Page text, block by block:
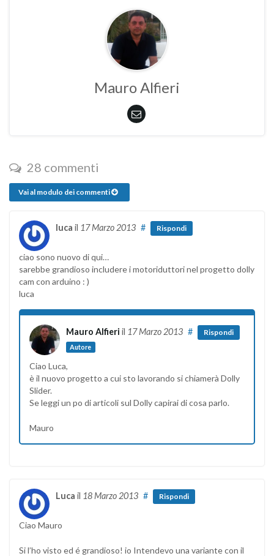
Mauro Alfieri
28 commenti
Vai al modulo dei commenti
luca il 17 Marzo 2013 # Rispondi
ciao sono nuovo di qui…
sarebbe grandioso includere i motoriduttori nel progetto dolly
cam con arduino : )
luca
Mauro Alfieri il 17 Marzo 2013
Autore
# Rispondi
Ciao Luca,
è il nuovo progetto a cui sto lavorando si chiamerà Dolly
Slider.
Se leggi un po di articoli sul Dolly capirai di cosa parlo.
Mauro
Luca il 18 Marzo 2013 # Rispondi
Ciao Mauro
Si l’ho visto ed é grandioso! io Intendevo una variante con il